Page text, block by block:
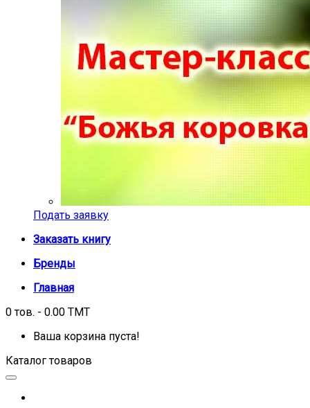
Подать заявку
Заказать книгу
Бренды
Главная
0 тов. - 0.00 TMT
Ваша корзина пуста!
Каталог товаров